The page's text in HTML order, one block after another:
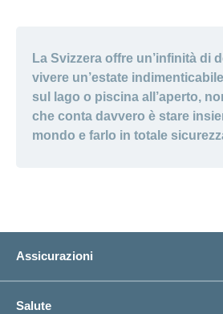
La Svizzera offre un’infinità di
vivere un’estate
sul lago o piscina all’aperto,
che conta davvero è stare
mondo e farlo in totale
Assicurazioni
Salute